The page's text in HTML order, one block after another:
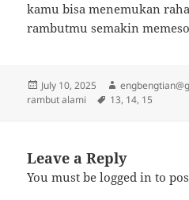
kamu bisa menemukan
rambutmu semakin
Posted
on
July 10, 2025 Author
rambut alami
Tags
13, 14, 15
Leave a Reply
You must belogged in to